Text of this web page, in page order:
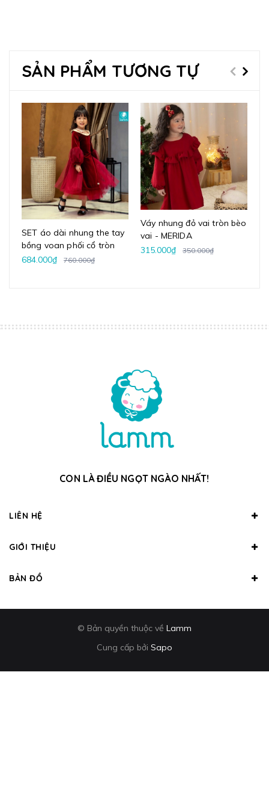
SẢN PHẨM TƯƠNG TỰ
SET áo dài nhung the tay
bồng voan phối cổ tròn
Lamm
684.000₫ 760.000₫
Váy nhung đỏ vai tròn bèo
vai - MERIDA
315.000₫
350.000₫
CON LÀ ĐIỀU NGỌT NGÀO NHẤT!
LIÊN HỆ
GIỚI THIỆU
BẢN ĐỒ
© Bản quyền thuộc về Lamm
Cung cấp bởi Sapo